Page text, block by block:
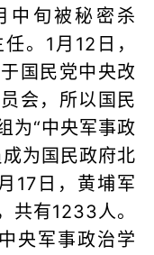
中旬被秘密杀
。1月12日，
国民党中央改
会，所以国民
为“中央军事政
为国民政府北
17日，黄埔军
共有1233人。
央军事政治学